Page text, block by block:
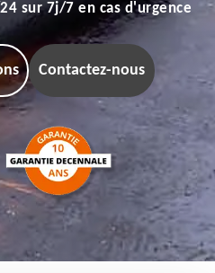
sur 7j/7 en cas d'urgence
Contactez-nous